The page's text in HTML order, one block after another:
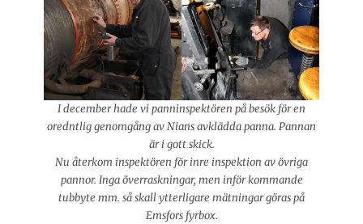
I december hade vi panninspektören på besök för en
oredntlig genomgång av Nians avklädda panna. Pannan
är i gott skick.
Nu återkom inspektören för inre inspektion av övriga
pannor. Inga överraskningar, men inför kommande
tubbyte mm. så skall ytterligare mätningar göras på
Emsfors fyrbox.